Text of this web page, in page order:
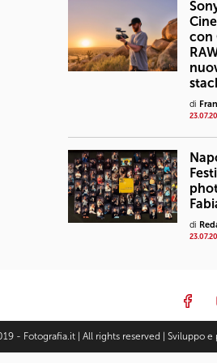
con
di
di
- Fotografia.it | All rights reserved | Sviluppo e